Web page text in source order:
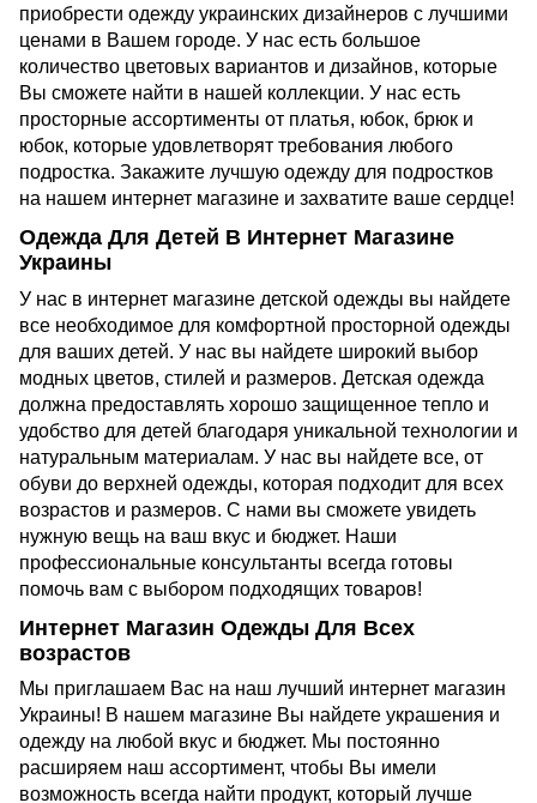
приобрести одежду украинских дизайнеров с лучшими
ценами в Вашем городе. У нас есть большое
количество цветовых вариантов и дизайнов, которые
Вы сможете найти в нашей коллекции. У нас есть
просторные ассортименты от платья, юбок, брюк и
юбок, которые удовлетворят требования любого
подростка. Закажите лучшую одежду для подростков
на нашем интернет магазине и захватите ваше сердце!
Одежда Для Детей В Интернет Магазине
Украины
У нас в интернет магазине детской одежды вы найдете
все необходимое для комфортной просторной одежды
для ваших детей. У нас вы найдете широкий выбор
модных цветов, стилей и размеров. Детская одежда
должна предоставлять хорошо защищенное тепло и
удобство для детей благодаря уникальной технологии и
натуральным материалам. У нас вы найдете все, от
обуви до верхней одежды, которая подходит для всех
возрастов и размеров. С нами вы сможете увидеть
нужную вещь на ваш вкус и бюджет. Наши
профессиональные консультанты всегда готовы
помочь вам с выбором подходящих товаров!
Интернет Магазин Одежды Для Всех
возрастов
Мы приглашаем Вас на наш лучший интернет магазин
Украины! В нашем магазине Вы найдете украшения и
одежду на любой вкус и бюджет. Мы постоянно
расширяем наш ассортимент, чтобы Вы имели
возможность всегда найти продукт, который лучше